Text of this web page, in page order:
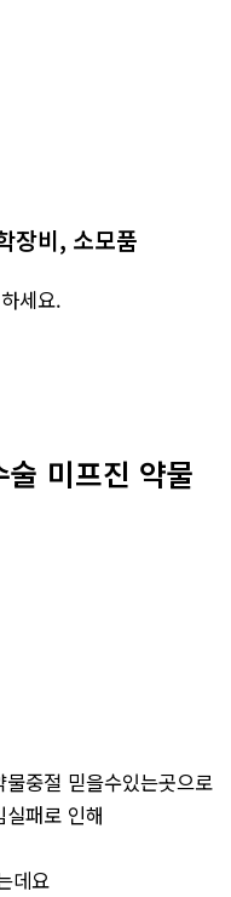
장비, 소모품
세요.
미프진 약물
중절 믿을수있는곳으로
패로 인해
데요